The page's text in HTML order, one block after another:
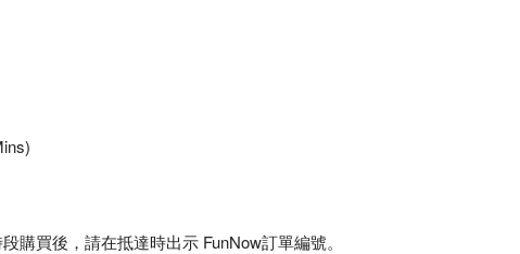
購買後，請在抵達時出示 FunNow訂單編號。